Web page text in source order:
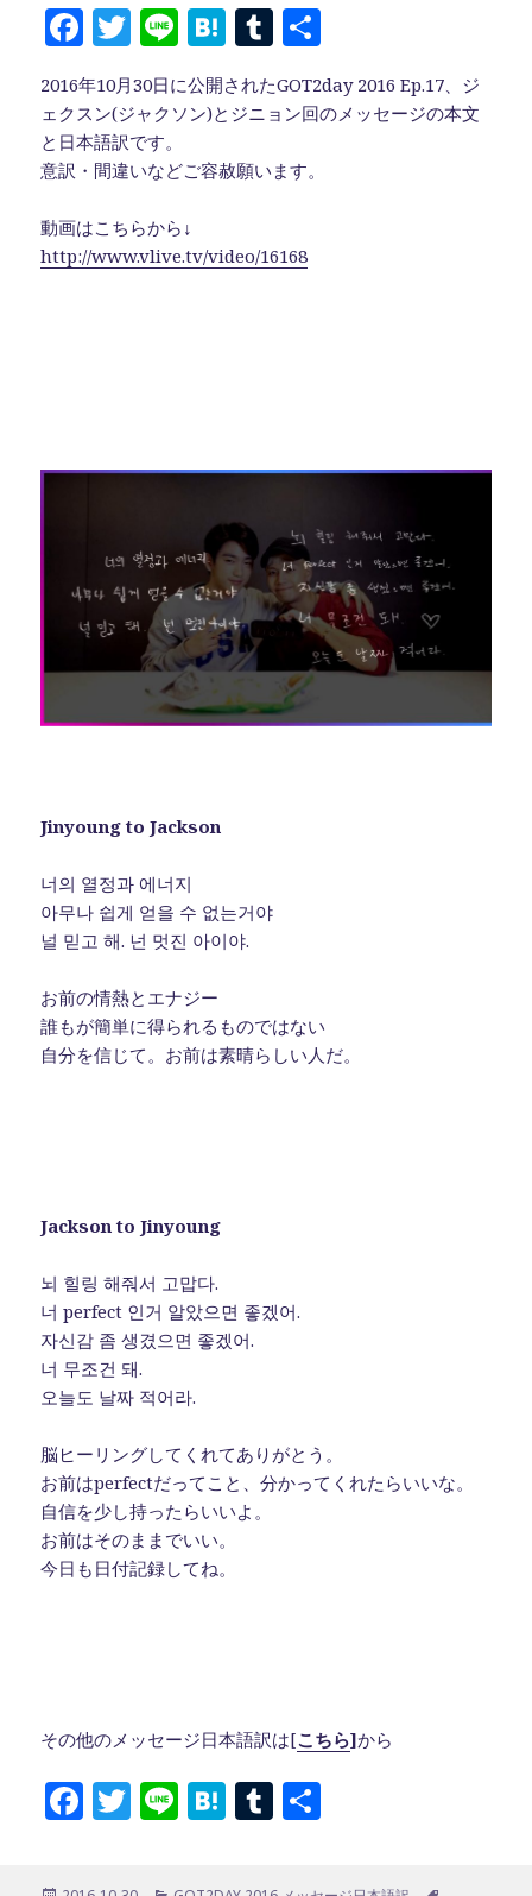
F
a
c
e
b
o
o
T
w
it
te
r
Li
n
e
H
at
e
a
T
m
r
有
2016年10月30日に公開されたGOT2day 2016 Ep.17、ジ
ェクスン(ジャクソン)とジニョン回のメッセージの本文
と日本語訳です。
意訳・間違いなどご容赦願います。
動画はこちらから↓
http://www.vlive.tv/video/16168
Jinyoung to Jackson
너의 열정과 에너지
아무나 쉽게 얻을 수 없는거야
널 믿고 해. 넌 멋진 아이야.
お前の情熱とエナジー
誰もが簡単に得られるものではない
自分を信じて。お前は素晴らしい人だ。
Jackson to Jinyoung
뇌 힐링 해줘서 고맙다.
너 perfect 인거 알았으면 좋겠어.
자신감 좀 생겼으면 좋겠어.
너 무조건 돼.
오늘도 날짜 적어라.
脳ヒーリングしてくれてありがとう。
お前はperfectだってこと、分かってくれたらいいな。
自信を少し持ったらいいよ。
お前はそのままでいい。
今日も日付記録してね。
その他のメッセージ日本語訳は[こちら]から
F
c
T
it
Li
e
H
e
T
m